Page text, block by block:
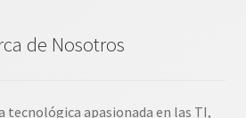
de Nosotros
tecnológica apasionada en las TI,